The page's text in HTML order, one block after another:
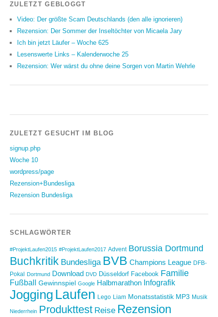
ZULETZT GEBLOGGT
Video: Der größte Scam Deutschlands (den alle ignorieren)
Rezension: Der Sommer der Inseltöchter von Micaela Jary
Ich bin jetzt Läufer – Woche 625
Lesenswerte Links – Kalenderwoche 25
Rezension: Wer wärst du ohne deine Sorgen von Martin Wehrle
ZULETZT GESUCHT IM BLOG
signup.php
Woche 10
wordpress/page
Rezension+Bundesliga
Rezension Bundesliga
SCHLAGWÖRTER
#ProjektLaufen2015 #ProjektLaufen2017 Advent Borussia Dortmund
Buchkritik Bundesliga BVB Champions League DFB-
Pokal
Dortmund Download DVD Düsseldorf Facebook Familie
Fußball Gewinnspiel Google Halbmarathon Infografik
Jogging Laufen Lego Liam Monatsstatistik MP3 Musik
Niederrhein Produkttest Reise Rezension